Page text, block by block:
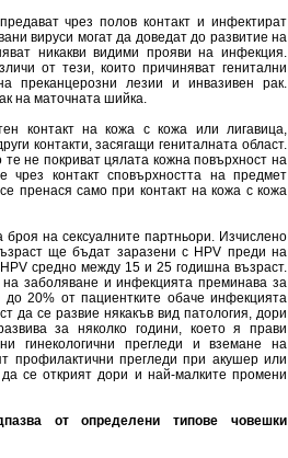
чрез полов контакт и инфектират
вируси могат да доведат до развитие на
никакви видими прояви на инфекция.
от тези, които причиняват генитални
преканцерозни лезии и инвазивен рак.
на маточната шийка.
контакт на кожа с кожа или лигавица,
контакти, засягащи гениталната област.
не покриват цялата кожна повърхност на
контакт сповърхността на предмет
пренася само при контакт на кожа с кожа
броя на сексуалните партньори. Изчислено
ще бъдат заразени с HPV преди на
средно между 15 и 25 годишна възраст.
заболяване и инфекциятa преминава за
20% от пациентките обаче инфекцията
да се развие някакъв вид патология, дори
за няколко години, което я прави
гинекологични прегледи и вземане на
профилактични прегледи при акушер или
се открият дори и най-малките промени
от определени типове човешки